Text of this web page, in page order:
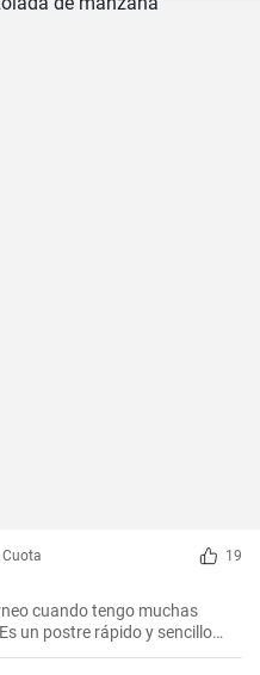
Cuota 19
cuando tengo muchas
un postre rápido y sencillo